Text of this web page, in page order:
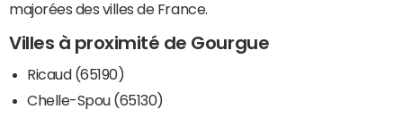
majorées des villes de France.
Villes à proximité de Gourgue
Ricaud (65190)
Chelle-Spou (65130)